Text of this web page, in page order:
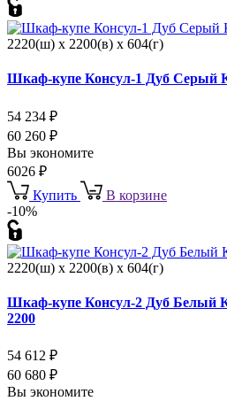
2220(ш) x 2200(в) x 604(г)
Шкаф-купе Консул-1 Дуб Серый
54 234 ₽
60 260 ₽
Вы экономите
6026 ₽
Купить
В корзине
-10%
2220(ш) x 2200(в) x 604(г)
Шкаф-купе Консул-2 Дуб Белый
2200
54 612 ₽
60 680 ₽
Вы экономите